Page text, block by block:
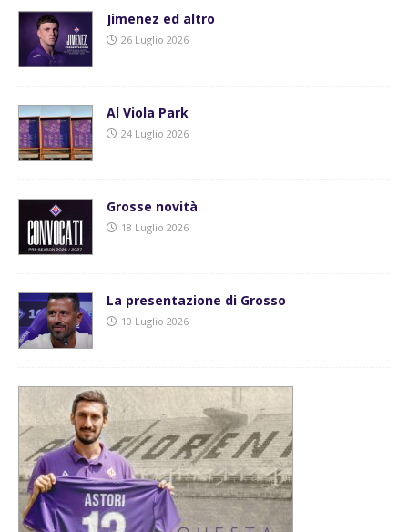
Jimenez ed altro
26 Luglio 2026
Al Viola Park
24 Luglio 2026
Grosse novità
18 Luglio 2026
La presentazione di Grosso
10 Luglio 2026